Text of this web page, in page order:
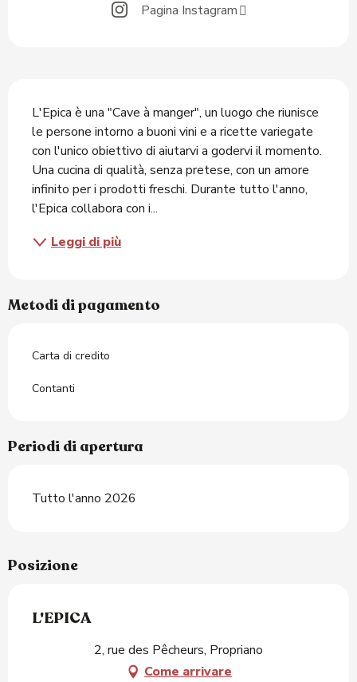
Pagina Instagram
L'Epica è una "Cave à manger", un luogo che riunisce
le persone intorno a buoni vini e a ricette variegate
con l'unico obiettivo di aiutarvi a godervi il momento.
Una cucina di qualità, senza pretese, con un amore
infinito per i prodotti freschi. Durante tutto l'anno,
l'Epica collabora con i...
Leggi di più
Metodi di pagamento
Carta di credito
Contanti
Periodi di apertura
Tutto l'anno 2026
Posizione
L'EPICA
2, rue des Pêcheurs, Propriano
Come arrivare